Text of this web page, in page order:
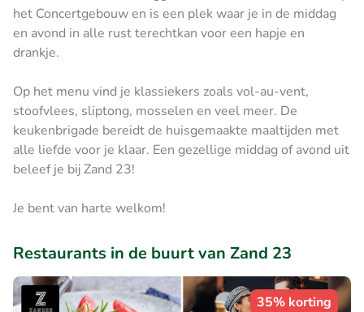
het Concertgebouw en is een plek waar je in de middag
en avond in alle rust terechtkan voor een hapje en
drankje.
Op het menu vind je klassiekers zoals vol-au-vent,
stoofvlees, sliptong, mosselen en veel meer. De
keukenbrigade bereidt de huisgemaakte maaltijden met
alle liefde voor je klaar. Een gezellige middag of avond uit
beleef je bij Zand 23!
Je bent van harte welkom!
Restaurants in de buurt van Zand 23
35% korting